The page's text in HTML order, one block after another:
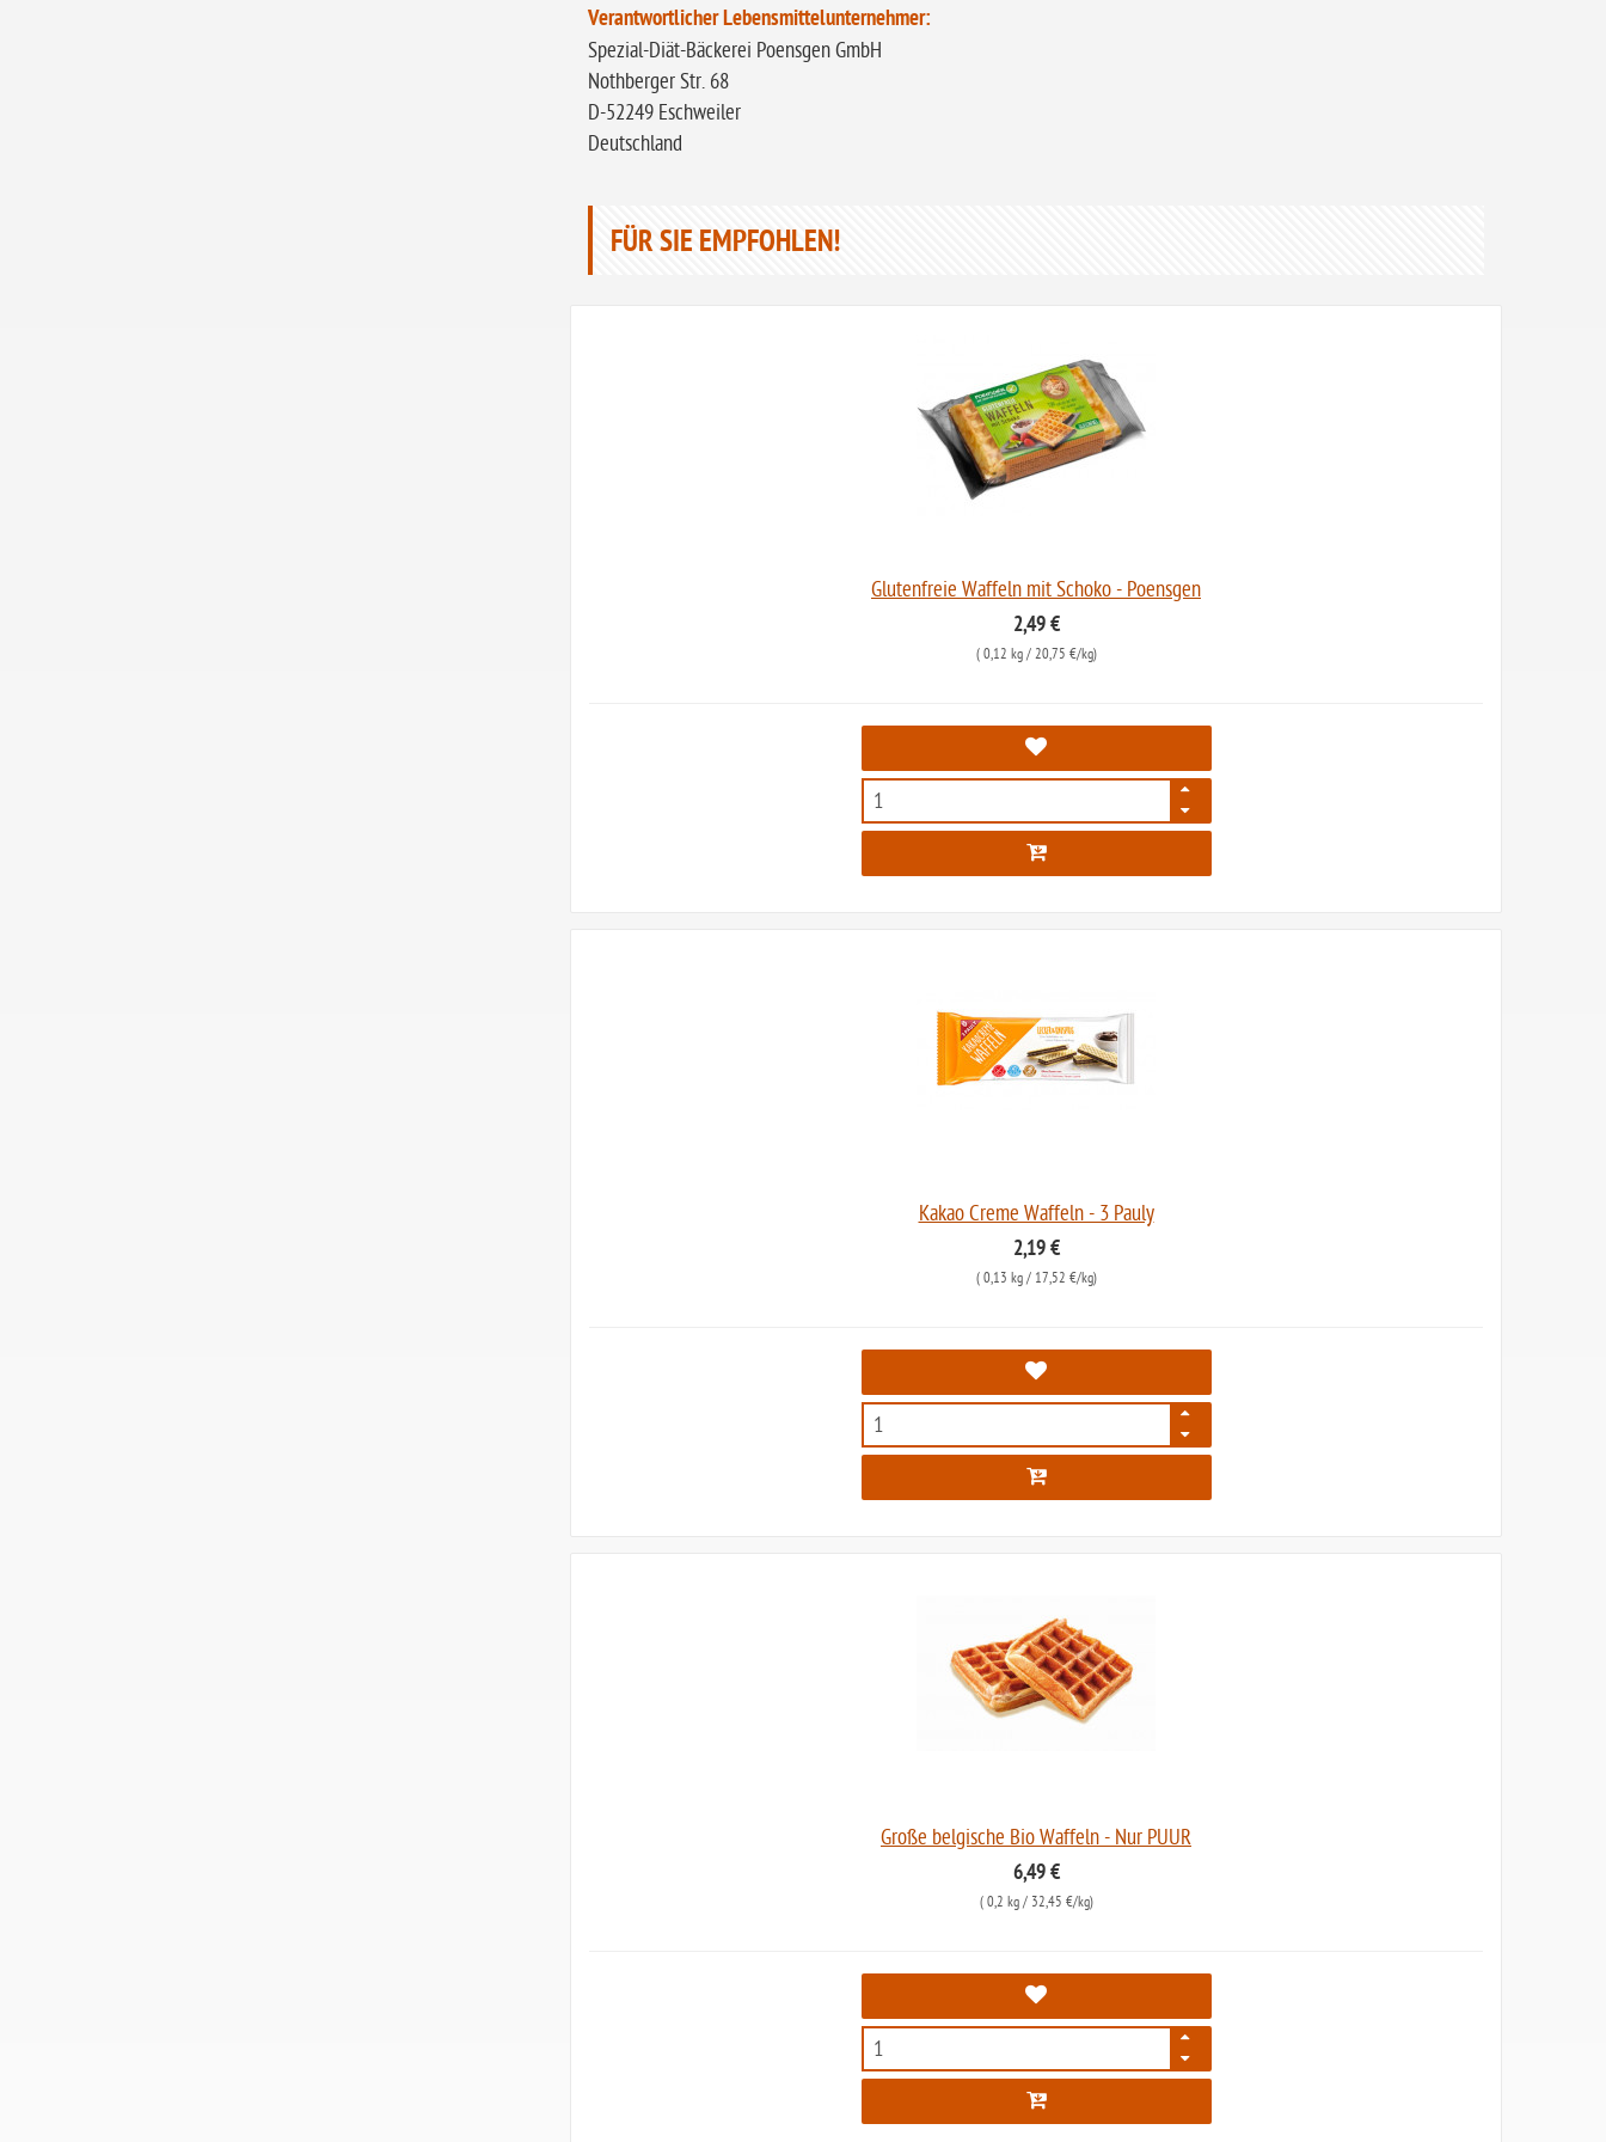
Verantwortlicher Lebensmittelunternehmer:
Spezial-Diät-Bäckerei Poensgen GmbH
Nothberger Str. 68
D-52249 Eschweiler
Deutschland
FÜR SIE EMPFOHLEN!
Glutenfreie Waffeln mit Schoko - Poensgen
2,49 €
( 0,12 kg/ 20,75 €/kg)
584
Kakao Creme Waffeln - 3 Pauly
2,19 €
( 0,13 kg/ 17,52 €/kg)
2146
Große belgische Bio Waffeln - Nur PUUR
6,49 €
( 0,2 kg/ 32,45 €/kg)
2485